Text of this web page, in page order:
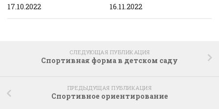
17.10.2022 16.11.2022
СЛЕДУЮЩАЯ ПУБЛИКАЦИЯ
Спортивная форма в детском саду
ПРЕДЫДУЩАЯ ПУБЛИКАЦИЯ
Спортивное ориентирование